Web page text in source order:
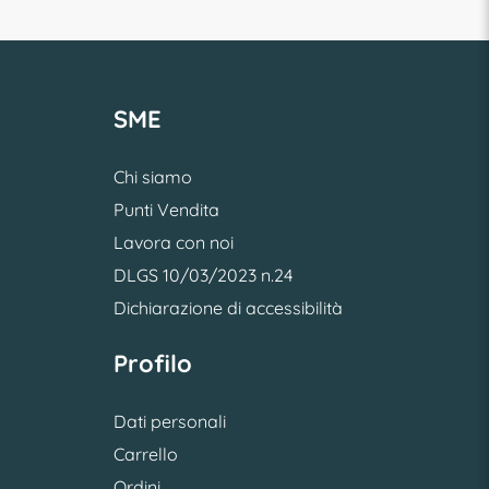
SME
Chi siamo
Punti Vendita
Lavora con noi
DLGS 10/03/2023 n.24
Dichiarazione di accessibilità
Profilo
Dati personali
Carrello